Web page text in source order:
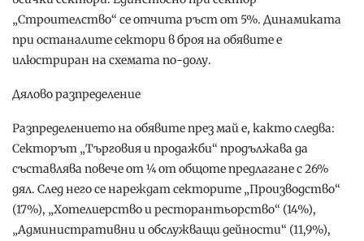
„Строителство“ се отчита ръст от 5%. Динамиката
при останалите сектори в броя на обявите е
илюстриран на схемата по-долу.
Дялово разпределение
Разпределението на обявите през май е, както следва:
Секторът „Търговия и продажби“ продължава да
съставлява повече от ¼ от общоте предлагане с 26%
дял. След него се нареждат секторите „Производство“
(17%), „Хотелиерство и ресторантьорство“ (14%),
„Административни и обслужващи дейности“ (11,9%),